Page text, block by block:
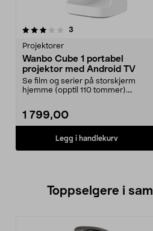
3
Projektorer
Wanbo Cube 1 portabel
projektor med Android TV
Se film og serier på storskjerm
hjemme (opptil 110 tommer).
1 799,00
Legg i handlekurv
Toppselgere i